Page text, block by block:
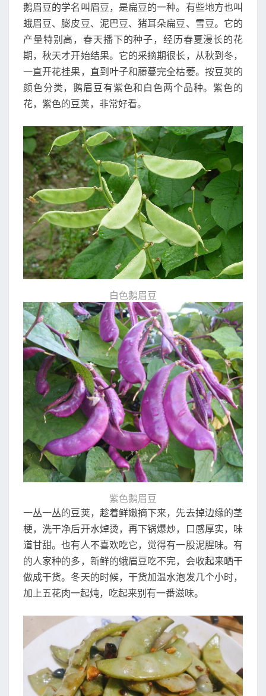
鹅眉豆的学名叫眉豆，是扁豆的一种。有些地方也叫
蛾眉豆、膨皮豆、泥巴豆、猪耳朵扁豆、雪豆。它的
产量特别高，春天播下的种子，经历春夏漫长的花
期，秋天才开始结果。它的采摘期很长，从秋到冬，
一直开花挂果，直到叶子和藤蔓完全枯萎。按豆荚的
颜色分类，鹅眉豆有紫色和白色两个品种。紫色的
花，紫色的豆荚，非常好看。
白色鹅眉豆
紫色鹅眉豆
一丛一丛的豆荚，趁着鲜嫩摘下来，先去掉边缘的茎
梗，洗干净后开水焯烫，再下锅爆炒，口感厚实，味
道甘甜。也有人不喜欢吃它，觉得有一股泥腥味。有
的人家种的多，新鲜的蛾眉豆吃不完，会收起来晒干
做成干货。冬天的时候，干货加温水泡发几个小时，
加上五花肉一起炖，吃起来别有一番滋味。